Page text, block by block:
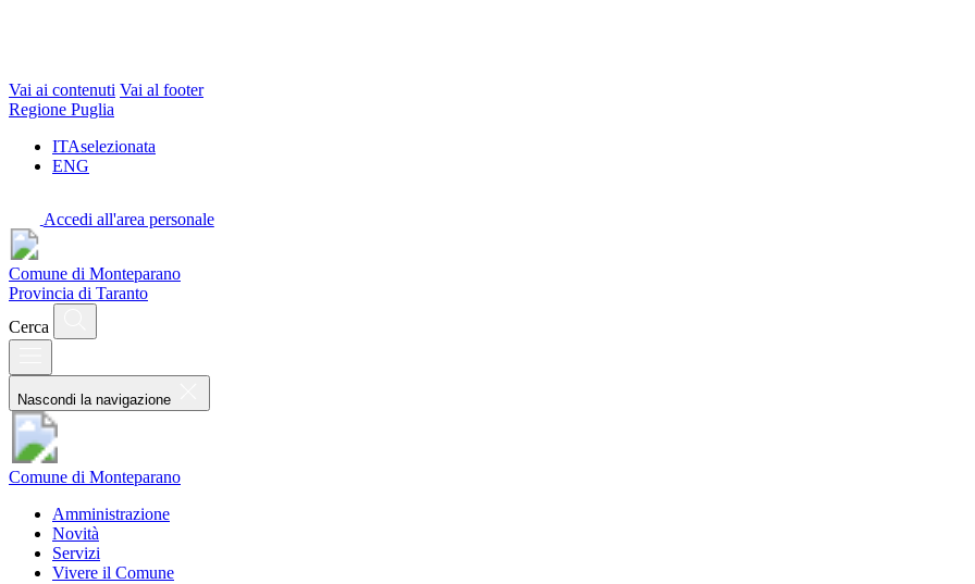
Vai ai contenuti Vai al footer
Regione Puglia
ITAselezionata
ENG
Accedi all'area personale
Comune di Monteparano
Provincia di Taranto
Cerca
Nascondi la navigazione
Comune di Monteparano
Amministrazione
Novità
Servizi
Vivere il Comune